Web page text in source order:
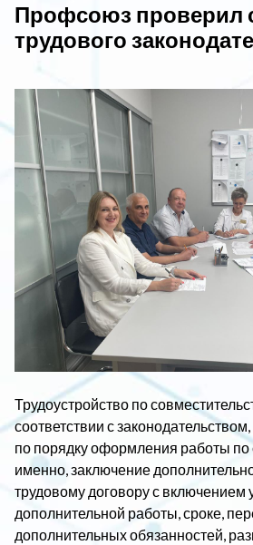
Профсоюз проверил
трудового
Трудоустройство по
соответствии с
по порядку оформления работы
именно, заключение
трудовому договору с
дополнительной работы, сроке,
дополнительных обязанностей,